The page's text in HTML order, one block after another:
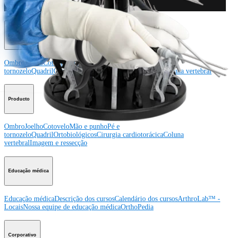
Procedimento
OmbroJoelhoCotoveloMão e punhoPé e
tornozeloQuadrilOrtobiológicosCirurgia cardiotorácicaColuna vertebral
Producto
OmbroJoelhoCotoveloMão e punhoPé e
tornozeloQuadrilOrtobiológicosCirurgia cardiotorácicaColuna
vertebralImagem e ressecção
Educação médica
Educação médicaDescrição dos cursosCalendário dos cursosArthroLab™ -
LocaisNossa equipe de educação médicaOrthoPedia
Corporativo